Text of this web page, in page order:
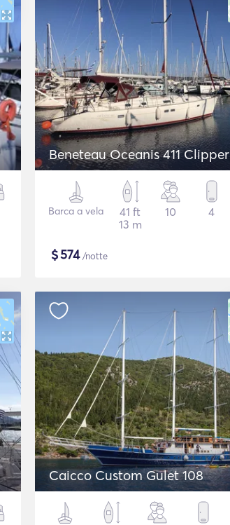
Beneteau Oceanis 411 Clipper
Barca a vela
41 ft
13 m
10 4
$574/notte
Caicco Custom Gulet 108